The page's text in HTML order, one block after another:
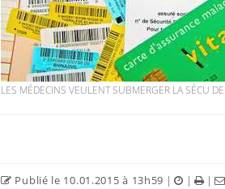
LES MÉDECINS VEULENT SUBMERGER LA SÉCU
Publié le 10.01.2015 à 13h59 | | |
Mortalité infantile : un
rapport s’interroge sur
son taux élevé en France